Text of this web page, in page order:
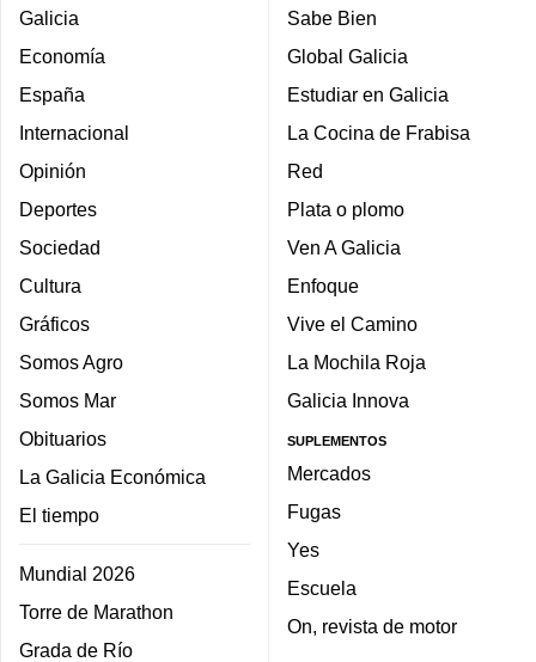
Galicia
Economía
España
Internacional
Opinión
Deportes
Sociedad
Cultura
Gráficos
Somos Agro
Somos Mar
Obituarios
La Galicia Económica
El tiempo
Mundial 2026
Torre de Marathon
Grada de Río
Sabe Bien
Global Galicia
Estudiar en Galicia
La Cocina de Frabisa
Red
Plata o plomo
Ven A Galicia
Enfoque
Vive el Camino
La Mochila Roja
Galicia Innova
SUPLEMENTOS
Mercados
Fugas
Yes
Escuela
On, revista de motor